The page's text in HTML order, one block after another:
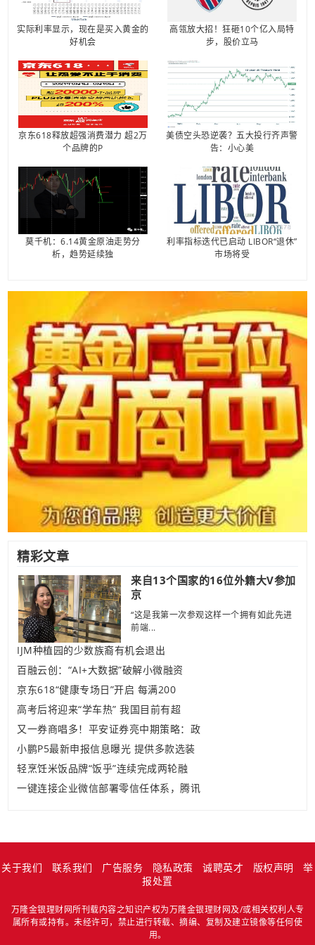
实际利率显示，现在是买入黄金的
好机会
高瓴放大招！狂砸10个亿入局特
步，股价立马
京东618释放超强消费潜力 超2万
个品牌的P
美债空头恐逆袭？五大投行齐声警
告：小心美
莫千机：6.14黄金原油走势分
析，趋势延续独
利率指标迭代已启动 LIBOR“退休”
市场将受
精彩文章
来自13个国家的16位外籍大V参加
京
“这是我第一次参观这样一个拥有如此先进
前端...
IJM种植园的少数族裔有机会退出
百融云创：“AI+大数据”破解小微融资
京东618“健康专场日”开启 每满200
高考后将迎来“学车热” 我国目前有超
又一券商唱多！平安证券亮中期策略：政
小鹏P5最新申报信息曝光 提供多款选装
轻烹饪米饭品牌“饭乎”连续完成两轮融
一键连接企业微信部署零信任体系，腾讯
关于我们 联系我们 广告服务 隐私政策 诚聘英才 版权声明
举
报处置
万隆金银理财网所刊载内容之知识产权为万隆金银理财网及/或相关权利人专
属所有或持有。未经许可，禁止进行转载、摘编、复制及建立镜像等任何使
用。